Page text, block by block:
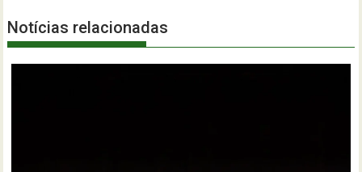
Notícias relacionadas